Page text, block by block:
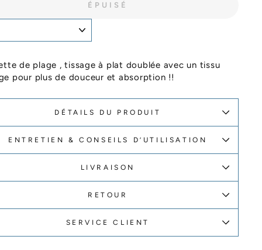
ÉPUISÉ
de plage , tissage à plat doublée avec un tissu
pour plus de douceur et absorption !!
DÉTAILS DU PRODUIT
ENTRETIEN & CONSEILS D’UTILISATION
LIVRAISON
RETOUR
SERVICE CLIENT